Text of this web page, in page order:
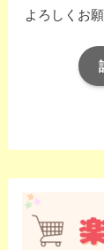
よろしくお